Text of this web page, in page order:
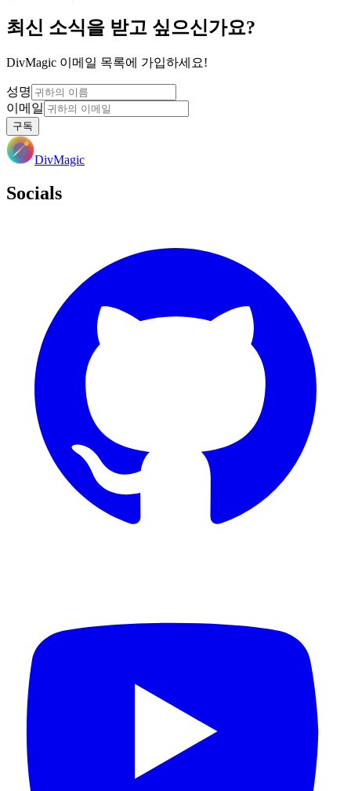
최신 소식을 받고 싶으신가요?
DivMagic 이메일 목록에 가입하세요!
성명
이메일
구독
DivMagic
Socials